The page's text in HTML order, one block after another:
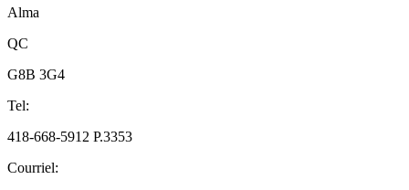
Alma
QC
G8B 3G4
Tel:
418-668-5912 P.3353
Courriel: